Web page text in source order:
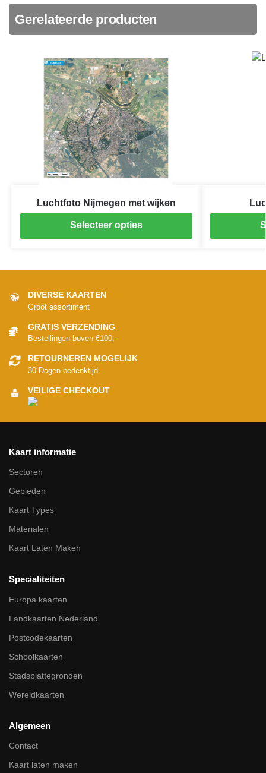
Gerelateerde producten
Luchtfoto Nijmegen met wijken
Selecteer opties
DIVERSE KAARTEN
Groot assortiment
GRATIS VERZENDING
Bestellingen boven €100,-
RETOURNEREN MOGELIJK
30 Dagen bedenktijd
VEILIGE CHECKOUT
Kaart informatie
Sectoren
Gebieden
Kaart Types
Materialen
Kaart Laten Maken
Specialiteiten
Europa kaarten
Landkaarten Nederland
Postcodekaarten
Schoolkaarten
Stadsplattegronden
Wereldkaarten
Algemeen
Contact
Kaart laten maken